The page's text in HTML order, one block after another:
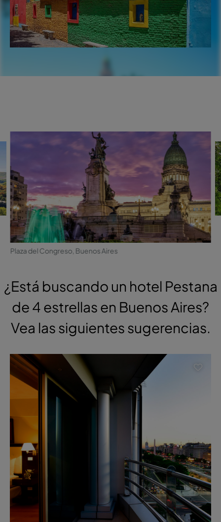
Plaza del Congreso, Buenos Aires
¿Está buscando un hotel Pestana
de 4 estrellas en Buenos Aires?
Vea las siguientes sugerencias.